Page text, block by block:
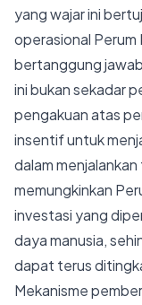
yang wajar ini
operasional
bertanggung
ini bukan sekadar
pengakuan atas
insentif untuk
dalam
memungkinkan
investasi yang
daya manusia,
dapat terus
Mekanisme